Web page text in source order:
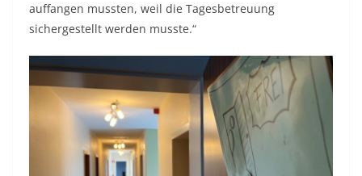
auffangen mussten, weil die Tagesbetreuung
sichergestellt werden musste.“